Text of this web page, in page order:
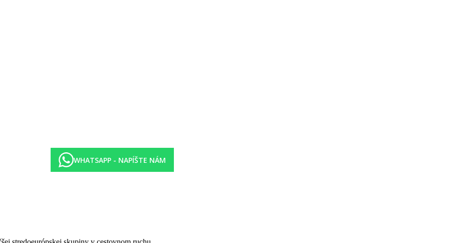
morské polody)
Villa, Family Beach Pool Villa, Ocean Villa)
- 22:00) podľa konceptu dine around (kdekoľvek z vybraných reštaurácií podľa otváracej doby)
- 22:00)
- 22:00)
- 22:00)
WHATSAPP - NAPÍŠTE NÁM